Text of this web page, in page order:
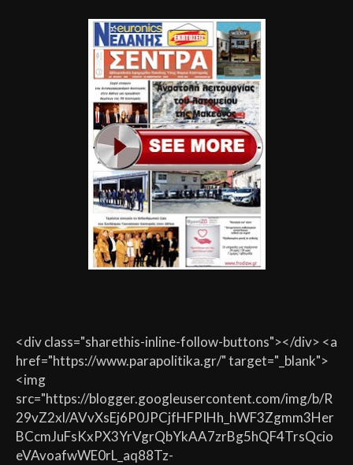
<div class="sharethis-inline-follow-buttons"></div> <a
href="https://www.parapolitika.gr/" target="_blank">
<img
src="https://blogger.googleusercontent.com/img/b/R
29vZ2xl/AVvXsEj6P0JPCjfHFPIHh_hWF3Zgmm3Her
BCcmJuFsKxPX3YrVgrQbYkAA7zrBg5hQF4TrsQcio
eVAvoafwWE0rL_aq88Tz-